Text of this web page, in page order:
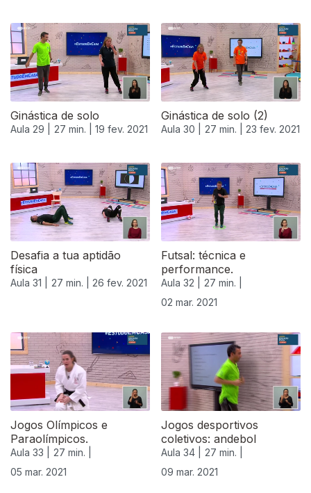
Ginástica de solo
Aula 29 | 27 min. | 19 fev. 2021
Ginástica de solo (2)
Aula 30 | 27 min. | 23 fev. 2021
Desafia a tua aptidão
física
Aula 31 | 27 min. | 26 fev. 2021
Futsal: técnica e
performance.
Aula 32 |
27 min. |
02 mar. 2021
Jogos Olímpicos e
Paraolímpicos.
Aula 33 |
27 min. |
05 mar. 2021
Jogos desportivos
coletivos: andebol
Aula 34 |
27 min. |
09 mar. 2021